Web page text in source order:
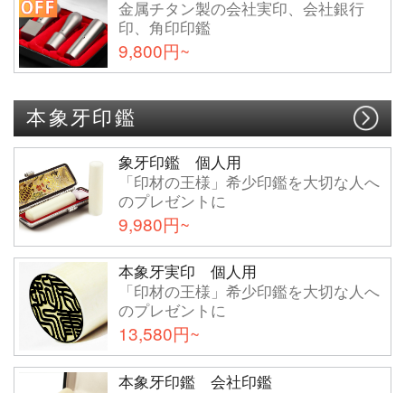
金属チタン製の会社実印、会社銀行
印、角印印鑑
9,800円~
本象牙印鑑
象牙印鑑 個人用
「印材の王様」希少印鑑を大切な人へ
のプレゼントに
9,980円~
本象牙実印 個人用
「印材の王様」希少印鑑を大切な人へ
のプレゼントに
13,580円~
本象牙印鑑 会社印鑑